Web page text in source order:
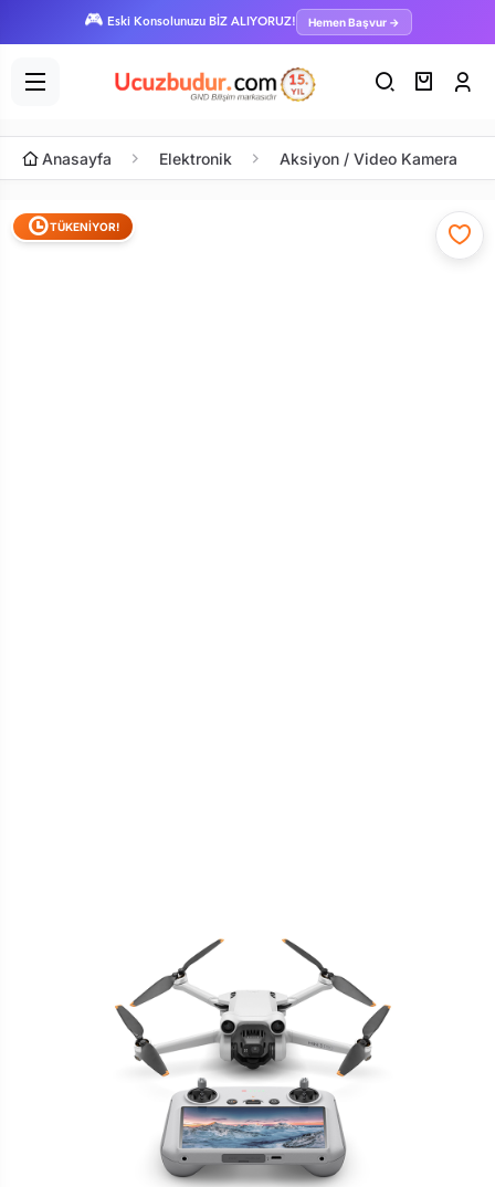
🎮 Eski Konsolunuzu BİZ ALIYORUZ! Hemen Başvur →
Anasayfa Elektronik Aksiyon / Video Kamera
TÜKENİYOR!